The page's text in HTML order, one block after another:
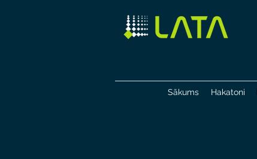
Sākums Hakatoni